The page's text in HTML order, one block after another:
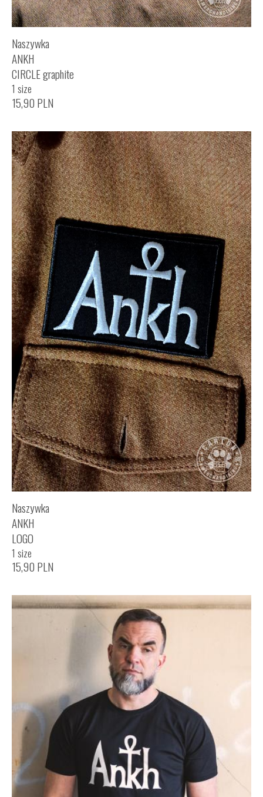
Naszywka
ANKH
CIRCLE graphite
1 size
15,90 PLN
Naszywka
ANKH
LOGO
1 size
15,90 PLN